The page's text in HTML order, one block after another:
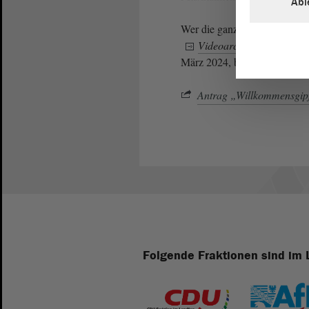
Wer die ganze
Videoarchiv des Landtags
März 2024, behandelt wurde.
Antrag
Folgende Fraktionen sind im